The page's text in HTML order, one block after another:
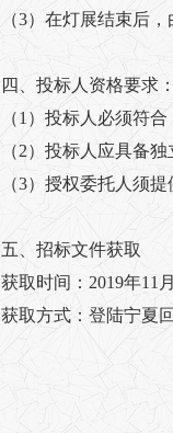
（3）在灯展结束后
四、投标人资格要求：
（1）投标人必须符
（2）投标人应具备
（3）授权委托人须
五、招标文件获取
获取时间：2019年11
获取方式：登陆宁夏